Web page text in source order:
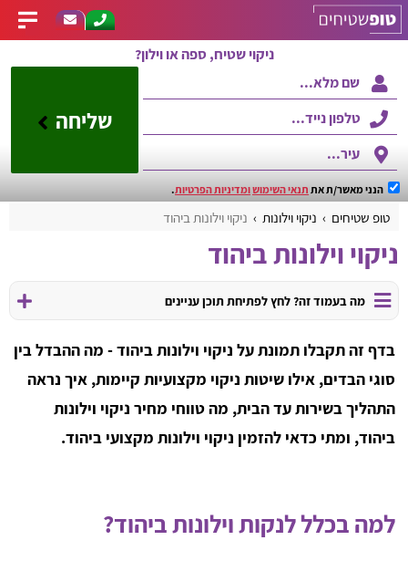
ניקוי שטיח, ספה או וילון?
שליחה
הנני מאשר/ת את תנאי השימושומדיניות הפרטיות.
טופ שטיחים ניקוי וילונות ניקוי וילונות ביהוד
ניקוי וילונות ביהוד
מה בעמוד זה? לחץ לפתיחת תוכן עניינים
בדף זה תקבלו תמונת על ניקוי וילונות ביהוד - מה ההבדל בין
סוגי הבדים, אילו שיטות ניקוי מקצועיות קיימות, איך נראה
התהליך בשירות עד הבית, מה טווחי מחיר ניקוי וילונות
ביהוד, ומתי כדאי להזמין ניקוי וילונות מקצועי ביהוד.
למה בכלל לנקות וילונות ביהוד?